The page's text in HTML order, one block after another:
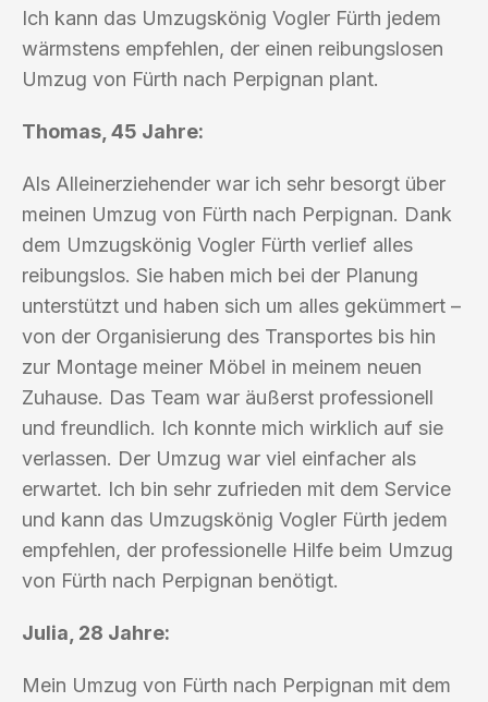
Ich kann das Umzugskönig Vogler Fürth jedem
wärmstens empfehlen, der einen reibungslosen
Umzug von Fürth nach Perpignan plant.
Thomas, 45 Jahre:
Als Alleinerziehender war ich sehr besorgt über
meinen Umzug von Fürth nach Perpignan. Dank
dem Umzugskönig Vogler Fürth verlief alles
reibungslos. Sie haben mich bei der Planung
unterstützt und haben sich um alles gekümmert –
von der Organisierung des Transportes bis hin
zur Montage meiner Möbel in meinem neuen
Zuhause. Das Team war äußerst professionell
und freundlich. Ich konnte mich wirklich auf sie
verlassen. Der Umzug war viel einfacher als
erwartet. Ich bin sehr zufrieden mit dem Service
und kann das Umzugskönig Vogler Fürth jedem
empfehlen, der professionelle Hilfe beim Umzug
von Fürth nach Perpignan benötigt.
Julia, 28 Jahre:
Mein Umzug von Fürth nach Perpignan mit dem